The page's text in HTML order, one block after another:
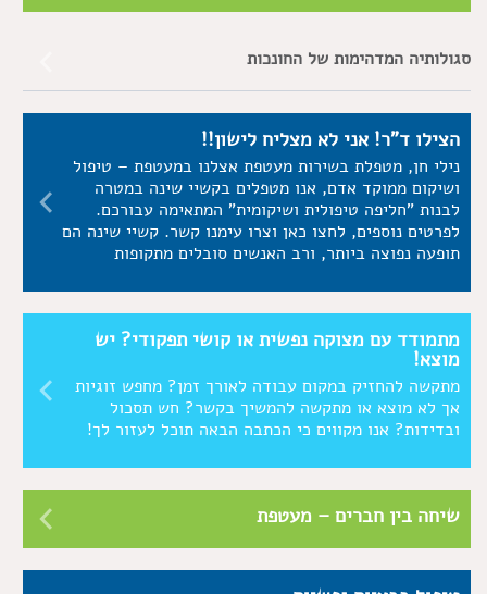
סגולותיה המדהימות של החונכות
הצילו ד"ר! אני לא מצליח לישון!!
נילי חן, מטפלת בשירות מעטפת אצלנו במעטפת – טיפול
ושיקום ממוקד אדם, אנו מטפלים בקשיי שינה במטרה
לבנות "חליפה טיפולית ושיקומית" המתאימה עבורכם.
לפרטים נוספים, לחצו כאן וצרו עימנו קשר. קשיי שינה הם
תופעה נפוצה ביותר, ורב האנשים סובלים מתקופות
מתמודד עם מצוקה נפשית או קושי תפקודי? יש
מוצא!
מתקשה להחזיק במקום עבודה לאורך זמן? מחפש זוגיות
אך לא מוצא או מתקשה להמשיך בקשר? חש תסכול
ובדידות? אנו מקווים כי הכתבה הבאה תוכל לעזור לך!
שיחה בין חברים – מעטפת